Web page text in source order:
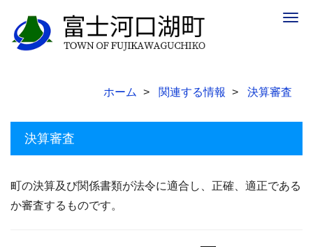
ホーム 関連する情報 決算審査
決算審査
町の決算及び関係書類が法令に適合し、正確、適正である
か審査するものです。